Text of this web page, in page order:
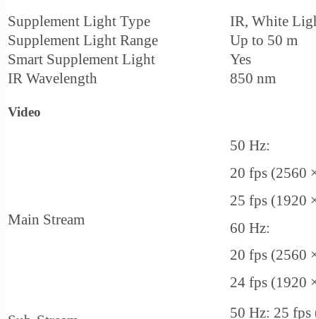
Supplement Light Type
IR, White
Supplement Light Range
Up to 50 m
Smart Supplement Light
Yes
IR Wavelength
850 nm
Video
Main Stream
50 Hz:
20 fps (2560
25 fps (1920
60 Hz:
20 fps (2560
24 fps (1920
50 Hz: 25